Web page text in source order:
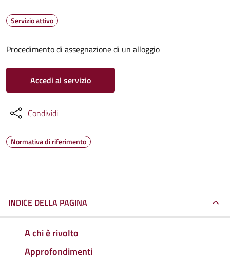
Servizio attivo
Procedimento di assegnazione di un alloggio
Accedi al servizio
Condividi
Normativa di riferimento
INDICE DELLA PAGINA
A chi è rivolto
Approfondimenti